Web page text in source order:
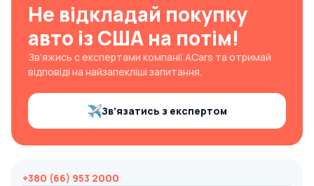
Не відкладай покупку
авто із США на потім!
Зв’яжись с експертами компанії ACars та отримай
відповіді на найзапекліші запитання.
Зв’язатись з експертом
+380 (66) 953 2000